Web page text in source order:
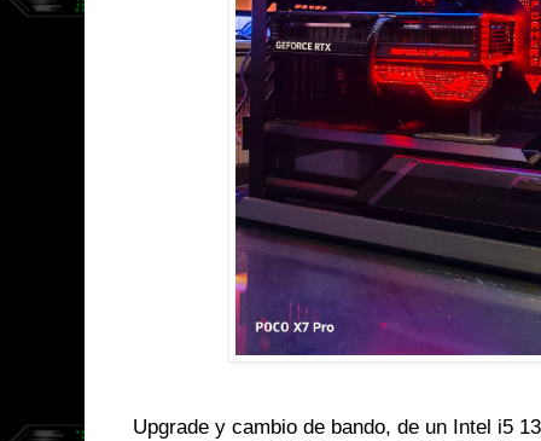
Upgrade y cambio de bando, de un Intel i5